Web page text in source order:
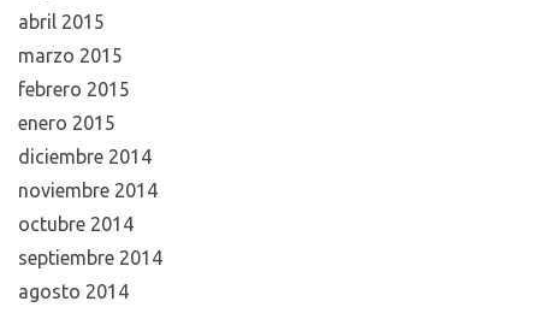
abril 2015
marzo 2015
febrero 2015
enero 2015
diciembre 2014
noviembre 2014
octubre 2014
septiembre 2014
agosto 2014